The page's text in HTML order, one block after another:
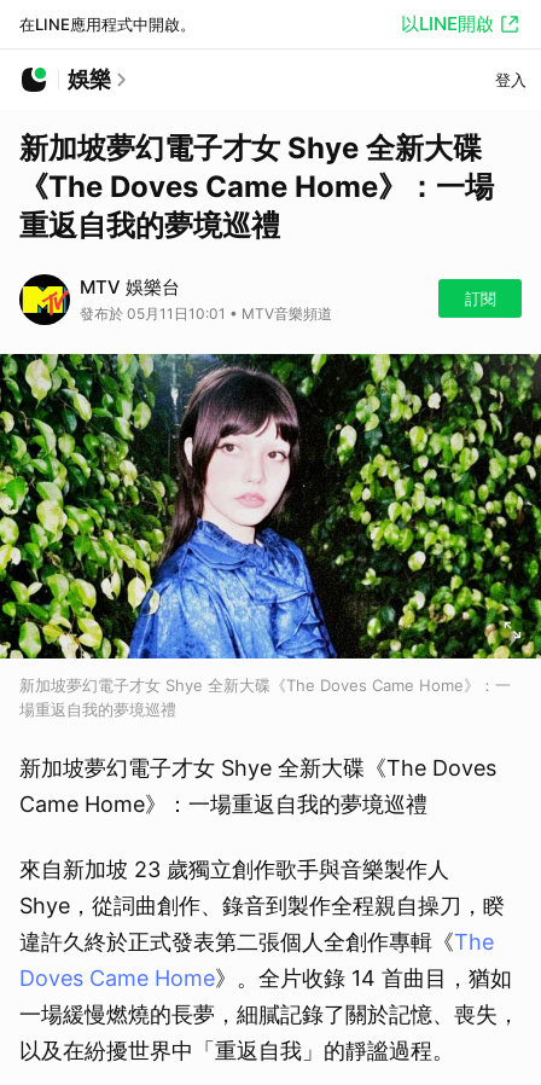
在LINE應用程式中開啟。 以LINE開啟
娛樂 登入
新加坡夢幻電子才女 Shye 全新大碟
《The Doves Came Home》：一場
重返自我的夢境巡禮
MTV 娛樂台
發布於 05月11日10:01 • MTV音樂頻道
訂閱
新加坡夢幻電子才女 Shye 全新大碟《The Doves Came Home》：一
場重返自我的夢境巡禮
新加坡夢幻電子才女 Shye 全新大碟《The Doves
Came Home》：一場重返自我的夢境巡禮
來自新加坡 23 歲獨立創作歌手與音樂製作人
Shye，從詞曲創作、錄音到製作全程親自操刀，睽
違許久終於正式發表第二張個人全創作專輯《The
Doves Came Home》。全片收錄 14 首曲目，猶如
一場緩慢燃燒的長夢，細膩記錄了關於記憶、喪失，
以及在紛擾世界中「重返自我」的靜謐過程。